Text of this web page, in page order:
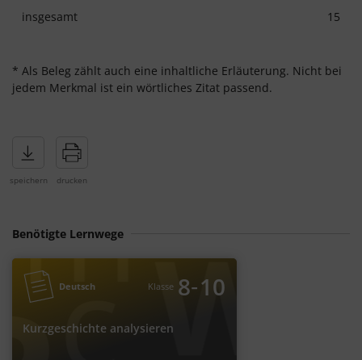
insgesamt 15
* Als Beleg zählt auch eine inhaltliche Erläuterung. Nicht bei
jedem Merkmal ist ein wörtliches Zitat passend.
Benötigte Lernwege
Deutsch Klasse 8‐10
Kurzgeschichte analysieren